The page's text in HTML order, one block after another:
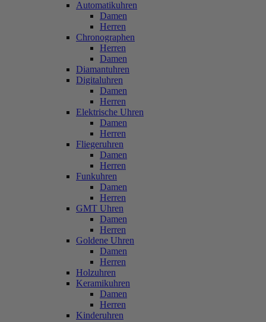
Automatikuhren
Damen
Herren
Chronographen
Herren
Damen
Diamantuhren
Digitaluhren
Damen
Herren
Elektrische Uhren
Damen
Herren
Fliegeruhren
Damen
Herren
Funkuhren
Damen
Herren
GMT Uhren
Damen
Herren
Goldene Uhren
Damen
Herren
Holzuhren
Keramikuhren
Damen
Herren
Kinderuhren